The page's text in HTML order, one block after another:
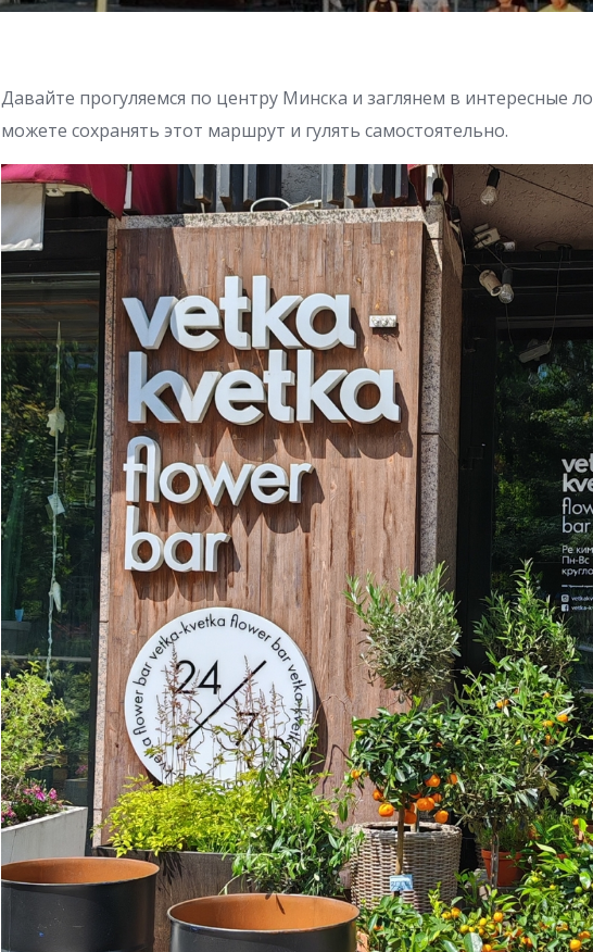
Давайте прогуляемся по центру Минска и заглянем в интересные
можете сохранять этот маршрут и гулять самостоятельно.